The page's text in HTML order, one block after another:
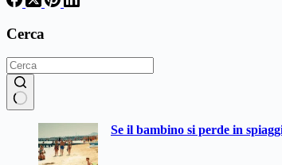
Cerca
Se il bambino si perde in